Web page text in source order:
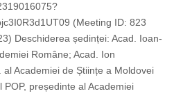
(Meeting ID: 823
Deschiderea ședinței: Acad. Ioan-
Române; Acad. Ion
Academiei de Științe a Moldovei
președinte al Academiei